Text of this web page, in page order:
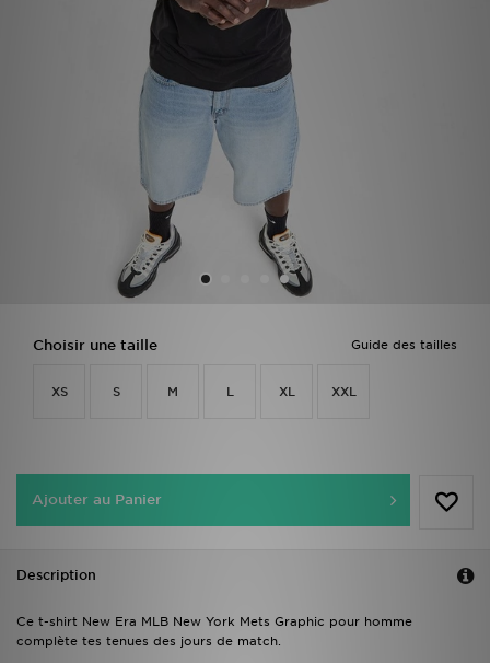
Guide des tailles
Choisir une taille
XS S M L XL XXL
Ajouter au Panier
Description
Ce t-shirt New Era MLB New York Mets Graphic pour homme
complète tes tenues des jours de match.
Suivre Ma Commande
Télécharge l'Appli